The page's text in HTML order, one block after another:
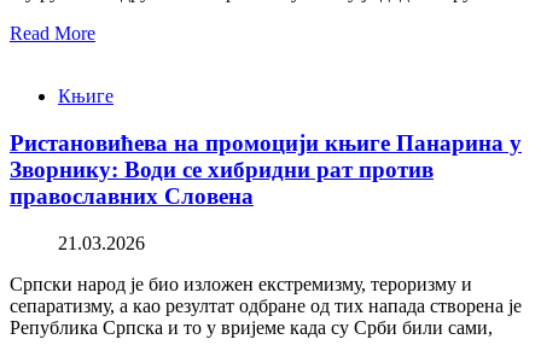
Read More
Књиге
Ристановићева на промоцији књиге Панарина у
Зворнику: Води се хибридни рат против
православних Словена
21.03.2026
Српски народ је био изложен екстремизму, тероризму и
сепаратизму, а као резултат одбране од тих напада створена је
Република Српска и то у вријеме када су Срби били сами,